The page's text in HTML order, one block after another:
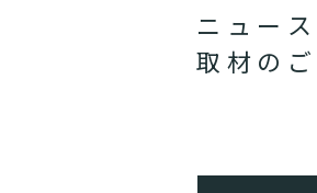
ニ ュ ー ス
取 材 の ご